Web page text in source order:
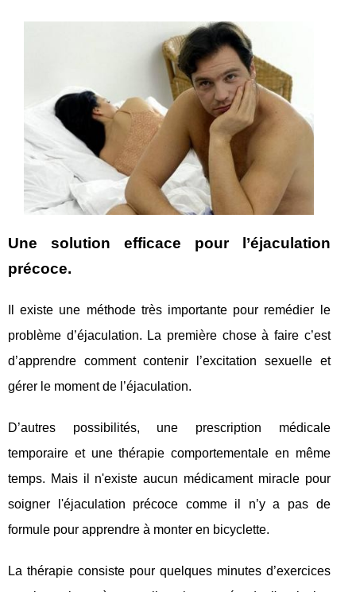
Une solution efficace pour l’éjaculation
précoce.
Il existe une méthode très importante pour remédier le
problème d’éjaculation. La première chose à faire c’est
d’apprendre comment contenir l’excitation sexuelle et
gérer le moment de l’éjaculation.
D’autres possibilités, une prescription médicale
temporaire et une thérapie comportementale en même
temps. Mais il n'existe aucun médicament miracle pour
soigner l'éjaculation précoce comme il n’y a pas de
formule pour apprendre à monter en bicyclette.
La thérapie consiste pour quelques minutes d’exercices